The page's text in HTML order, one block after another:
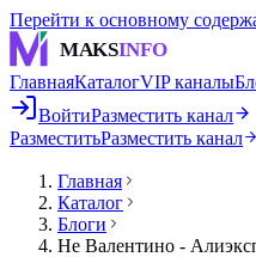
Перейти к основному
MAKSINFO
ГлавнаяКаталогVIP каналы
ВойтиРазместить канал
РазместитьРазместить канал
Главная
Каталог
Блоги
Не Валентино -